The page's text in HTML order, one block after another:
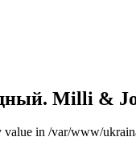
Milli &
in /var/www/